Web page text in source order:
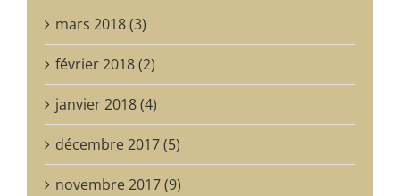
mars 2018 (3)
février 2018 (2)
janvier 2018 (4)
décembre 2017 (5)
novembre 2017 (9)